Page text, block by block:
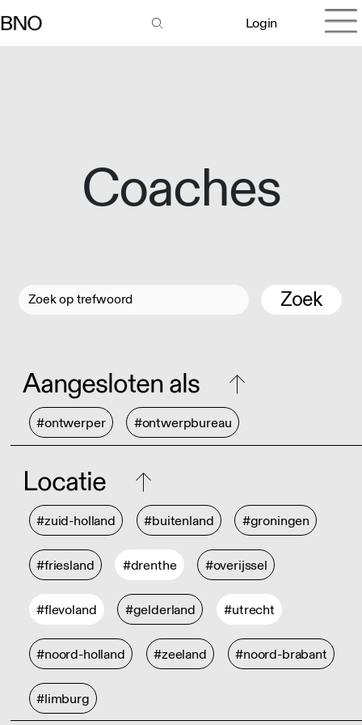
Login
Coaches
Zoek
Aangesloten als
#ontwerper #ontwerpbureau
Locatie
#zuid-holland #buitenland #groningen
#friesland #drenthe #overijssel
#flevoland #gelderland #utrecht
#noord-holland #zeeland #noord-brabant
#limburg